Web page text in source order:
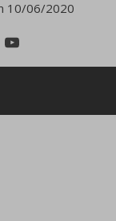
10/06/2020